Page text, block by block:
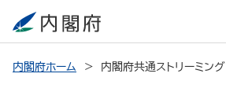
内閣府ホーム 内閣府共通ストリーミング